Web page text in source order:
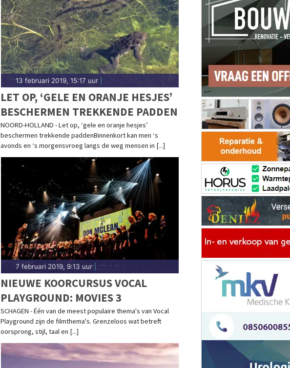
13 februari 2019, 15:17 uur|
LET OP, ‘GELE EN ORANJE HESJES’
BESCHERMEN TREKKENDE PADDEN
NOORD-HOLLAND - Let op, ‘gele en oranje hesjes’
beschermen trekkende paddenBinnenkort kan men ‘s
avonds en ‘s morgensvroeg langs de weg mensen in [...]
7 februari 2019, 9:13 uur|
NIEUWE KOORCURSUS VOCAL
PLAYGROUND: MOVIES 3
SCHAGEN - Één van de meest populaire thema's van Vocal
Playground zijn de filmthema's. Grenzeloos wat betreft
oorsprong, stijl, taal en [...]